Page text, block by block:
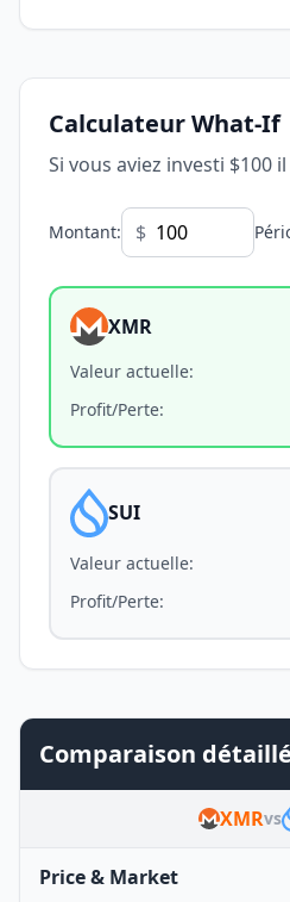
Calculateur What-If
Si vous aviez investi $100
Montant: $
XMR
Valeur actuelle:
Profit/Perte:
SUI
Valeur actuelle:
Profit/Perte:
Comparaison
XMRvs
Price & Market